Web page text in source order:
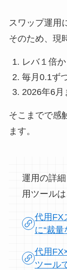
スワップ運用
そのため、現
レバ１倍か
毎月0.1ず
2026年6月
そこまでで感
ます。
運用の詳
用ツール
代用FX
に“裁
代用
ツール